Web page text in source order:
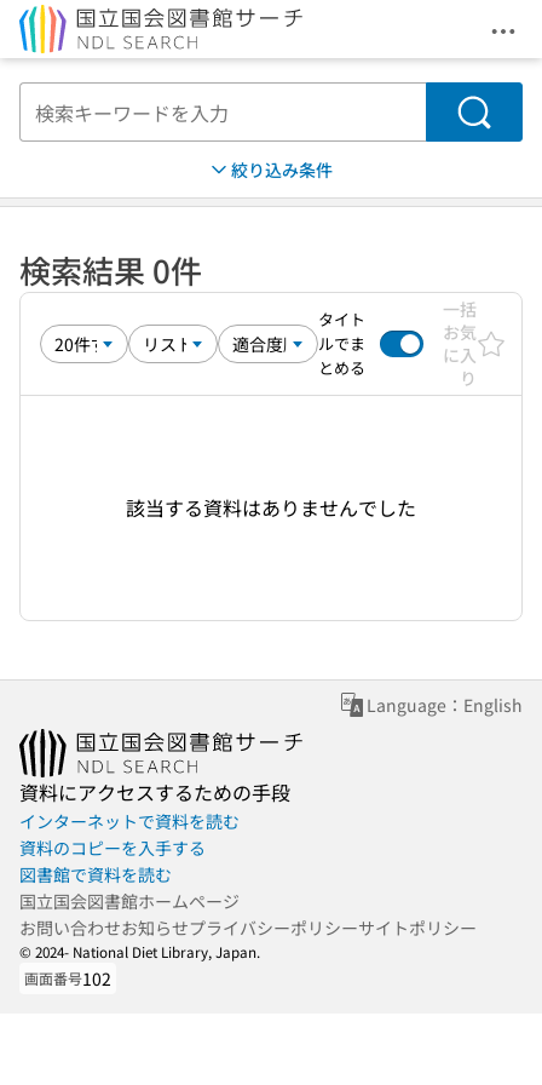
メ
検索
絞り込み条件
検索結果 0件
タイト
ルでま
とめる
一括
お気
に入
り
該当する資料はありませんでした
Language：English
資料にアクセスするための手段
インターネットで資料を読む
資料のコピーを入手する
図書館で資料を読む
国立国会図書館ホームページ
お問い合わせお知らせプライバシーポリシーサイトポリシー
© 2024- National Diet Library, Japan.
画面番号102